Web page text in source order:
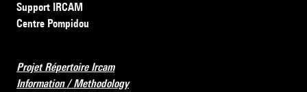
Support IRCAM
Centre Pompidou
Projet Répertoire Ircam
Information / Methodology